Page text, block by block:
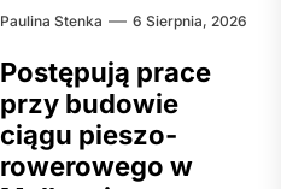
Paulina Stenka 6 Sierpnia, 2026
Postępują prace
przy budowie
ciągu pieszo-
rowerowego w